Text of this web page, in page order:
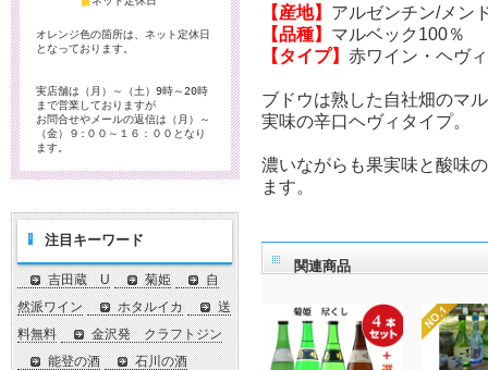
【産地】 アルゼンチン/メン
【品種】 マルベック100％
【タイプ】 赤ワイン・ヘヴ
ブドウは熟した自社畑のマ
実味の辛口ヘヴィタイプ。
濃いながらも果実味と酸味
ます。
関連商品
オレンジ色の箇所は、ネット定休日
となっております。
実店舗は（月）～（土）9時～20時
まで営業しておりますが
お問合せやメールの返信は（月）～
（金）９:００～１６：００となり
ます。
注目キーワード
吉田蔵 U 菊姫
自
然派ワイン
ホタルイカ
送
料無料
金沢発 クラフトジン
能登の酒
石川の酒